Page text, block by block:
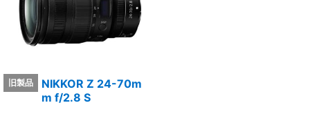
NIKKOR Z 24-70m
m f/2.8 S